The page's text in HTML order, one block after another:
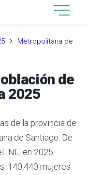
Metropolitana de
de
2025
de la provincia de
de Santiago. De
INE, en 2025
140.440 mujeres